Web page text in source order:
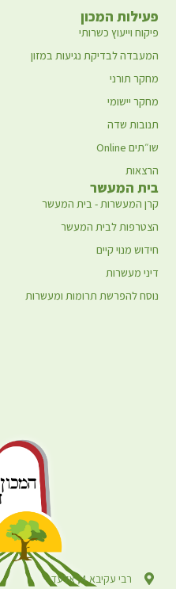
רבי עקיבא 4, אלעד
פעילות המכון
פיקוח וייעוץ כשרותי
המעבדה לבדיקת נגיעות במזון
מחקר תורני
מחקר יישומי
תנובות שדה
שו״תים Online
הרצאות
בית המעשר
קרן המעשרות - בית המעשר
הצטרפות לבית המעשר
חידוש מנוי קיים
דיני מעשרות
נוסח להפרשת תרומות ומעשרות